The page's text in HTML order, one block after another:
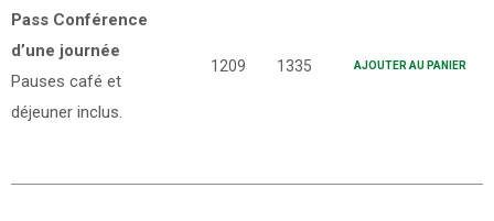
Pass Conférence
d’une journée
Pauses café et
déjeuner inclus.
1209 1335 AJOUTER AU PANIER